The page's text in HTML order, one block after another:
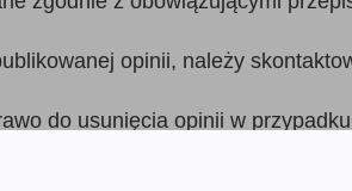
opinii, należy
do usunięcia opinii w